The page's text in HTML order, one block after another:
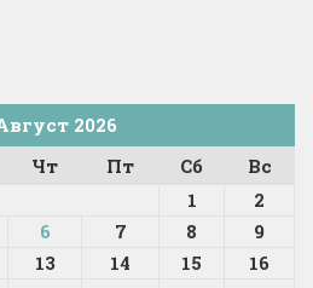
2026
Чт Пт Сб
Вс
1
2
6 7 8
9
13 14 15
16